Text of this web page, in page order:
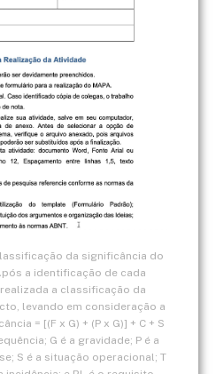
da significância do
a identificação de cada
a classificação da
levando em consideração a
= [(F x G) + (P x G)] + C + S
G é a gravidade; P é a
S é a situação operacional; T